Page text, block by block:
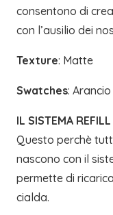
consentono di
con l’ausilio dei
Texture: Matte
Swatches:
IL SISTEMA REFILL
Questo perchè
nascono con il
permette di
cialda.